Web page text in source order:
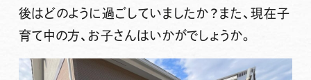
後はどのように過ごしていましたか？また、現在子
育て中の方、お子さんはいかがでしょうか。